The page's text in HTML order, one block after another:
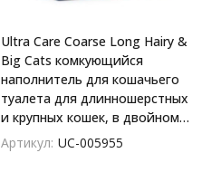
Ultra Care Coarse Long Hairy &
Big Cats комкующийся
наполнитель для кошачьего
туалета для длинношерстных
и крупных кошек, в двойном
картоне - 7 кг
Артикул: UC-005955